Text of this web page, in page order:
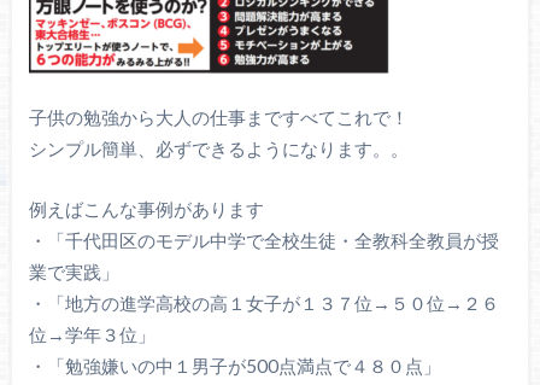
子供の勉強から大人の仕事まですべてこれで！
シンプル簡単、必ずできるようになります。。
例えばこんな事例があります
・「千代田区のモデル中学で全校生徒・全教科全教員が授
業で実践」
・「地方の進学高校の高１女子が１３７位→５０位→２６
位→学年３位」
・「勉強嫌いの中１男子が500点満点で４８０点」